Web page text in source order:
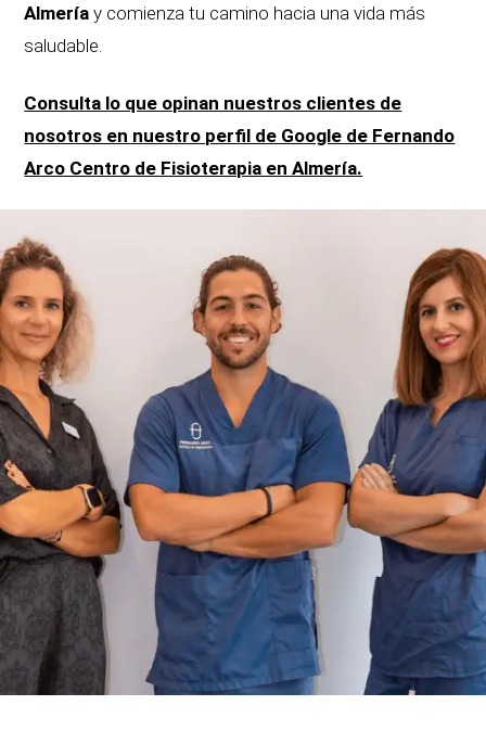
Almería y comienza tu camino hacia una vida más
saludable.
Consulta lo que opinan nuestros clientes de
nosotros en nuestro perfil de Google de Fernando
Arco Centro de Fisioterapia en Almería.